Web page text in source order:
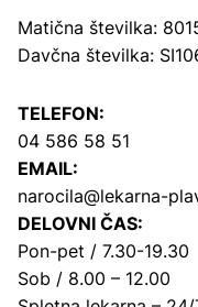
Matična številka:
Davčna številka:
TELEFON:
04 586 58 51
EMAIL:
narocila@lekarna-
DELOVNI ČAS:
Pon-pet / 7.30-19.30
Sob / 8.00 – 12.00